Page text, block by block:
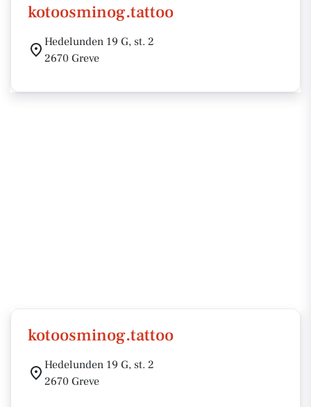
kotoosminog.tattoo
Hedelunden 19 G, st. 2
2670 Greve
kotoosminog.tattoo
Hedelunden 19 G, st. 2
2670 Greve